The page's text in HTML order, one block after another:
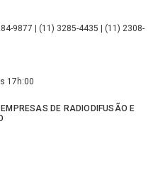
9877 | (11) 3285-4435 | (11) 2308-
17h:00
DE RADIODIFUSÃO E